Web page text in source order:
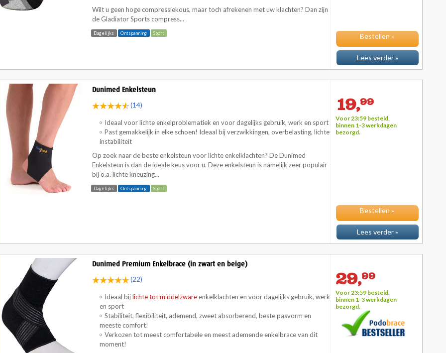
Dagelijks Ontspanning Sport
Wilt u geen hoge compressiekous, maar toch afrekenen met uw klachten? Dan zijn
de Gladiator Sports compress...
Bestellen »
Lees verder »
Dunimed Enkelsteun
(14)
Dagelijks Ontspanning Sport
Ideaal voor lichte enkelproblematiek en voor dagelijks gebruik, werk en sport
Past gemakkelijk in elke schoen! Ideaal bij verzwikkingen, overbelasting, lichte
instabiliteit
Op zoek naar de beste enkelsteun voor lichte enkelklachten? De Dunimed
Enkelsteun is dan de ideale keus voor u. Deze enkelsteun is namelijk zeer populair
bij o.a. lichte kneuzing...
19,99
Voor 23:59 besteld,
binnen 1-3 werkdagen
bezorgd.
Bestellen »
Lees verder »
Dunimed Premium Enkelbrace (in zwart en beige)
(22)
Ideaal bijlichte tot middelzware enkelklachten en voor dagelijks gebruik, werk
en sport
Stabiliteit, flexibiliteit, ademend, zweet absorberend, beste pasvorm en
meeste comfort!
Verkozen tot meest comfortabele en meest ademende enkelbrace van dit
moment!
29,99
Voor 23:59 besteld,
binnen 1-3 werkdagen
bezorgd.